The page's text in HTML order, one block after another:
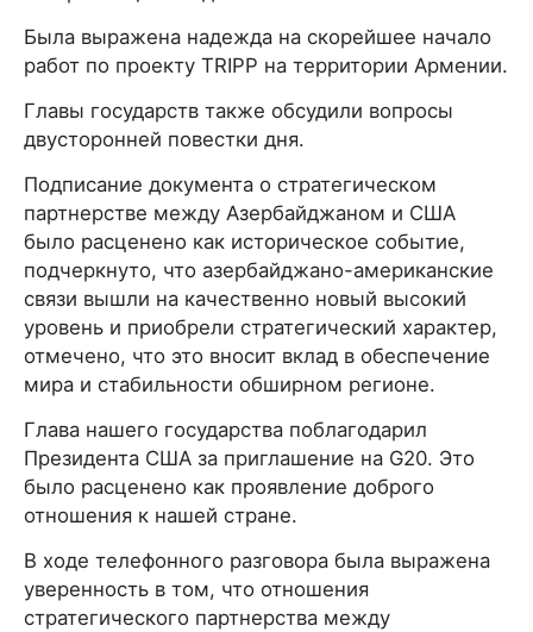
Была выражена надежда на скорейшее начало
работ по проекту TRIPP на территории Армении.
Главы государств также обсудили вопросы
двусторонней повестки дня.
Подписание документа о стратегическом
партнерстве между Азербайджаном и США
было расценено как историческое событие,
подчеркнуто, что азербайджано-американские
связи вышли на качественно новый высокий
уровень и приобрели стратегический характер,
отмечено, что это вносит вклад в обеспечение
мира и стабильности обширном регионе.
Глава нашего государства поблагодарил
Президента США за приглашение на G20. Это
было расценено как проявление доброго
отношения к нашей стране.
В ходе телефонного разговора была выражена
уверенность в том, что отношения
стратегического партнерства между